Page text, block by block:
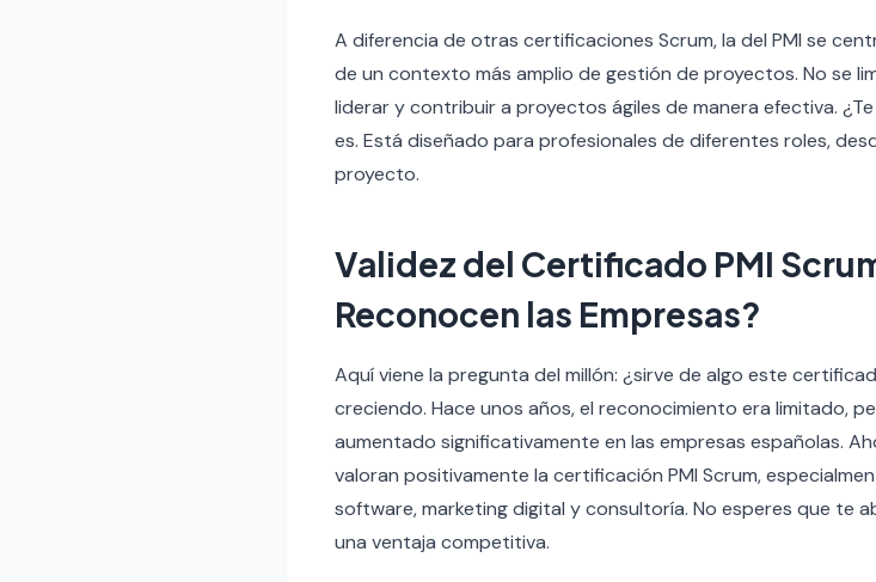
A diferencia de otras certificaciones Scrum, la del PMI se
de un contexto más amplio de gestión de proyectos. No se
liderar y contribuir a proyectos ágiles de manera efectiva.
es. Está diseñado para profesionales de diferentes roles,
proyecto.
Validez del Certificado PMI
Reconocen las Empresas?
Aquí viene la pregunta del millón: ¿sirve de algo este
creciendo. Hace unos años, el reconocimiento era limitado,
aumentado significativamente en las empresas españolas.
valoran positivamente la certificación PMI Scrum,
software, marketing digital y consultoría. No esperes que te
una ventaja competitiva.